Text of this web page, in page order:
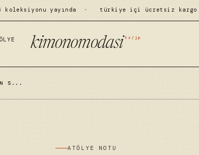
koleksiyonu yayında · türkiye içi ücretsiz kargo
kimonomodasi tr/jp
S...
ATÖLYE NOTU